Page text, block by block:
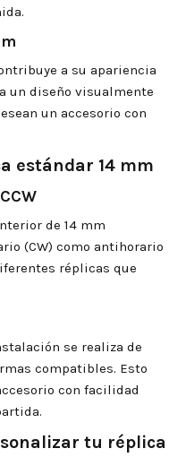
a su apariencia
un diseño visualmente
un accesorio con
estándar 14 mm
de 14 mm
(CW) como antihorario
réplicas que
se realiza de
compatibles. Esto
con facilidad
tu réplica